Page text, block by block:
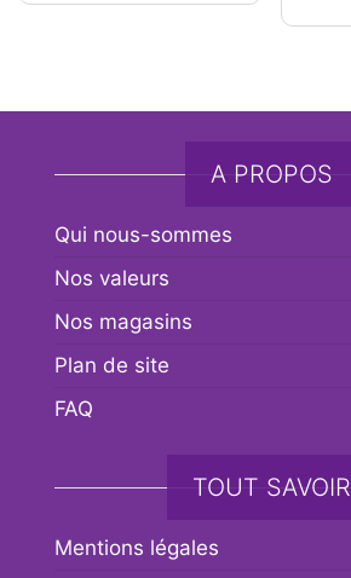
A PROPOS
Qui nous-sommes
Nos valeurs
Nos magasins
Plan de site
FAQ
TOUT SAVOIR
Mentions légales